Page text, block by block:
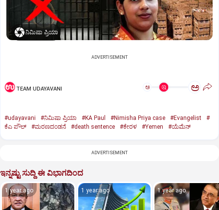
ನಿಮಿಷಾ ಪ್ರಿಯಾ
ADVERTISEMENT
TEAM UDAYAVANI ಅ ಅ
#udayavani #ನಿಮಿಷಾ ಪ್ರಿಯಾ #KA Paul #Nimisha Priya case #Evangelist
#
ಕೆಎ ಪೌಲ್
#ಮರಣದಂಡನೆ #death sentence #ಕೇರಳ #Yemen #ಯೆಮೆನ್‌
ADVERTISEMENT
ಇನ್ನಷ್ಟು ಸುದ್ದಿ ಈ ವಿಭಾಗದಿಂದ
1 year ago 1 year ago 1 year ago